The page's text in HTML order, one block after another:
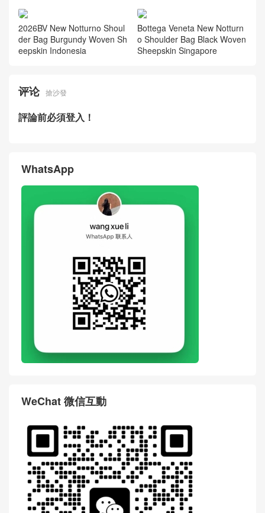
2026BV New Notturno Shoul
der Bag Burgundy Woven Sh
eepskin Indonesia
Bottega Veneta New Notturn
o Shoulder Bag Black Woven
Sheepskin Singapore
评论 搶沙發
評論前必須登入！
WhatsApp
WeChat 微信互動